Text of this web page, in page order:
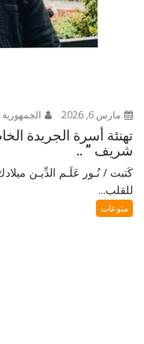
مارس 6, 2026 الجمهورية
تهنئة أسرة الجريدة
شريف ” ..
كَتبت / نُـور عَلَـم الدِّيـن
للقلب...
منوعات